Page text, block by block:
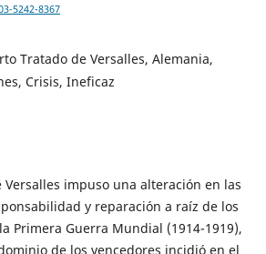
5242-8367
Tratado de Versalles, Alemania,
Crisis, Ineficaz
Versalles impuso una alteración en las
y reparación a raíz de los
Primera Guerra Mundial (1914-1919),
de los vencedores incidió en el